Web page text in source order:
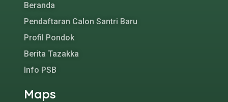
Beranda
Pendaftaran Calon Santri Baru
Profil Pondok
Berita Tazakka
Info PSB
Maps